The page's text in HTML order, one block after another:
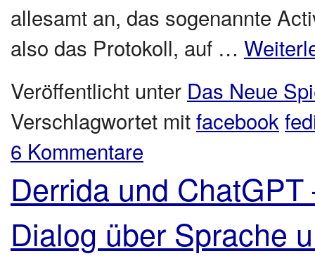
allesamt an, das sogenannte
also das Protokoll, auf …
Veröffentlicht unter Das Neue
Verschlagwortet mitfacebook
6 Kommentare
Derrida und
Dialog über Sprache